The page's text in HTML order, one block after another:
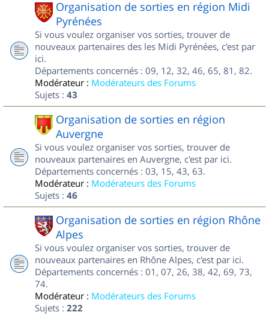
Organisation de sorties en région Midi
Pyrénées
Si vous voulez organiser vos sorties, trouver de
nouveaux partenaires des les Midi Pyrénées, c'est par
ici.
Départements concernés : 09, 12, 32, 46, 65, 81, 82.
Modérateur : Modérateurs des Forums
Sujets : 43
Organisation de sorties en région
Auvergne
Si vous voulez organiser vos sorties, trouver de
nouveaux partenaires en Auvergne, c'est par ici.
Départements concernés : 03, 15, 43, 63.
Modérateur : Modérateurs des Forums
Sujets : 46
Organisation de sorties en région Rhône
Alpes
Si vous voulez organiser vos sorties, trouver de
nouveaux partenaires en Rhône Alpes, c'est par ici.
Départements concernés : 01, 07, 26, 38, 42, 69, 73,
74.
Modérateur : Modérateurs des Forums
Sujets : 222